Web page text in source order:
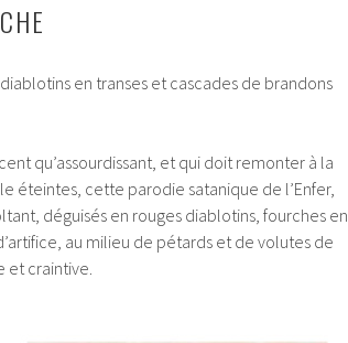
diablotins en transes et cascades de brandons
qu’assourdissant, et qui doit remonter à la
éteintes, cette parodie satanique de l’Enfer,
déguisés en rouges diablotins, fourches en
au milieu de pétards et de volutes de
et craintive.